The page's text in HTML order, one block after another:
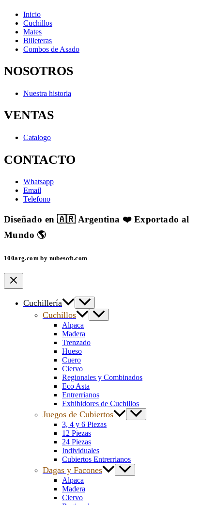
Inicio
Cuchillos
Mates
Billeteras
Combos de Asado
NOSOTROS
Nuestra historia
VENTAS
Catalogo
CONTACTO
Whatsapp
Email
Telefono
Diseñado en 🇦🇷 Argentina ❤️ Exportado al
Mundo 🌎
100arg.com by nubesoft.com
Cuchillería
Cuchillos
Alpaca
Madera
Trenzado
Hueso
Cuero
Ciervo
Regionales y Combinados
Eco Asta
Entrerrianos
Exhibidores de Cuchillos
Juegos de Cubiertos
3, 4 y 6 Piezas
12 Piezas
24 Piezas
Individuales
Cubiertos Entrerrianos
Dagas y Facones
Alpaca
Madera
Ciervo